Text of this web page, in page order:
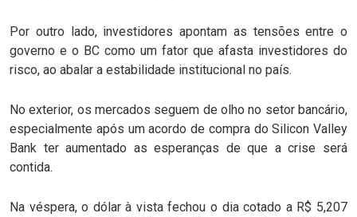
Por outro lado, investidores apontam as tensões entre o
governo e o BC como um fator que afasta investidores do
risco, ao abalar a estabilidade institucional no país.
No exterior, os mercados seguem de olho no setor bancário,
especialmente após um acordo de compra do Silicon Valley
Bank ter aumentado as esperanças de que a crise será
contida.
Na véspera, o dólar à vista fechou o dia cotado a R$ 5,207